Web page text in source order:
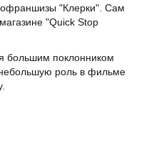
"Клерки". Сам
"Quick Stop
большим поклонником
роль в фильме